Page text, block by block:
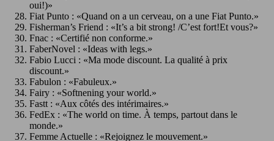
oui!)»
Fiat Punto : «Quand on a un cerveau, on a une Fiat Punto.»
Fisherman’s Friend : «It’s a bit strong! /C’est fort!Et vous?»
Fnac : «Certifié non conforme.»
FaberNovel : «Ideas with legs.»
Fabio Lucci : «Ma mode discount. La qualité à prix
discount.»
Fabulon : «Fabuleux.»
Fairy : «Softnening your world.»
Fastt : «Aux côtés des intérimaires.»
FedEx : «The world on time. À temps, partout dans le
monde.»
Femme Actuelle : «Rejoignez le mouvement.»